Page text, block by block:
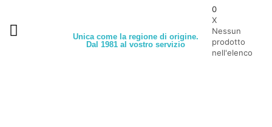
Unica come la regione di origine.
Dal 1981 al vostro servizio
0
X
Nessun
prodotto
nell'elenco